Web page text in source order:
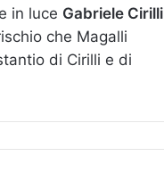
in luce Gabriele Cirilli
che Magalli
di Cirilli e di